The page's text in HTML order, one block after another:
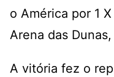
o América por 1
Arena das
A vitória fez o